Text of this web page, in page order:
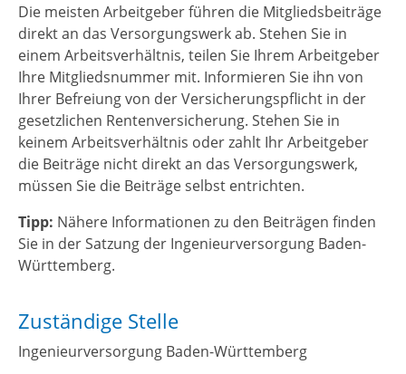
Die meisten Arbeitgeber führen die Mitgliedsbeiträge
direkt an das Versorgungswerk ab. Stehen Sie in
einem Arbeitsverhältnis, teilen Sie Ihrem Arbeitgeber
Ihre Mitgliedsnummer mit. Informieren Sie ihn von
Ihrer Befreiung von der Versicherungspflicht in der
gesetzlichen Rentenversicherung. Stehen Sie in
keinem Arbeitsverhältnis oder zahlt Ihr Arbeitgeber
die Beiträge nicht direkt an das Versorgungswerk,
müssen Sie die Beiträge selbst entrichten.
Tipp: Nähere Informationen zu den Beiträgen finden
Sie in der Satzung der Ingenieurversorgung Baden-
Württemberg.
Zuständige Stelle
Ingenieurversorgung Baden-Württemberg